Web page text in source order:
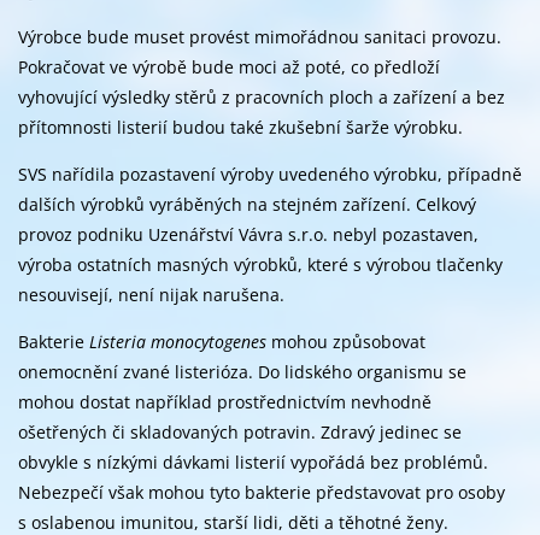
Výrobce bude muset provést mimořádnou sanitaci provozu.
Pokračovat ve výrobě bude moci až poté, co předloží
vyhovující výsledky stěrů z pracovních ploch a zařízení a bez
přítomnosti listerií budou také zkušební šarže výrobku.
SVS nařídila pozastavení výroby uvedeného výrobku, případně
dalších výrobků vyráběných na stejném zařízení. Celkový
provoz podniku Uzenářství Vávra s.r.o. nebyl pozastaven,
výroba ostatních masných výrobků, které s výrobou tlačenky
nesouvisejí, není nijak narušena.
Bakterie Listeria monocytogenes mohou způsobovat
onemocnění zvané listerióza. Do lidského organismu se
mohou dostat například prostřednictvím nevhodně
ošetřených či skladovaných potravin. Zdravý jedinec se
obvykle s nízkými dávkami listerií vypořádá bez problémů.
Nebezpečí však mohou tyto bakterie představovat pro osoby
s oslabenou imunitou, starší lidi, děti a těhotné ženy.